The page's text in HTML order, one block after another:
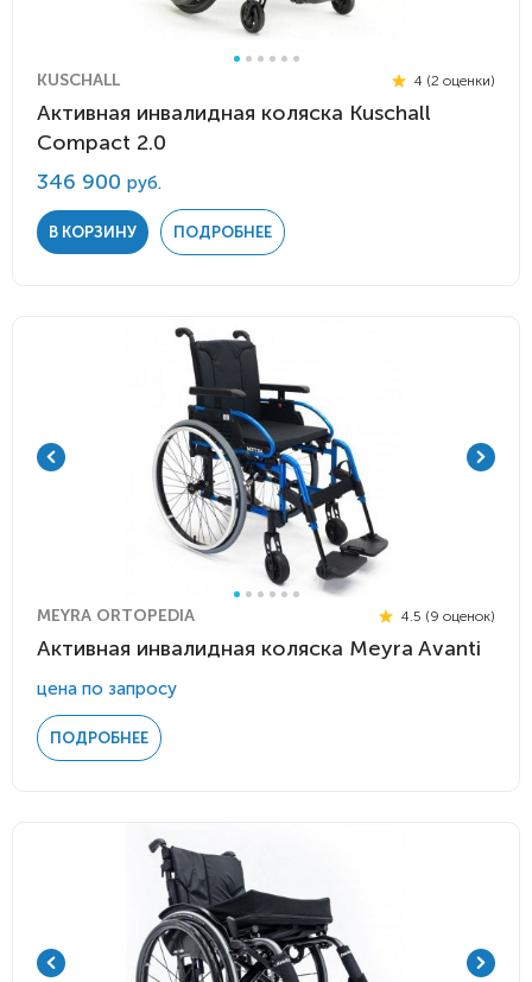
KUSCHALL 4 (2 оценки)
Активная инвалидная коляска Kuschall
Compact 2.0
346 900 руб.
В КОРЗИНУ ПОДРОБНЕЕ
MEYRA ORTOPEDIA 4.5 (9 оценок)
Активная инвалидная коляска Meyra Avanti
цена по запросу
ПОДРОБНЕЕ